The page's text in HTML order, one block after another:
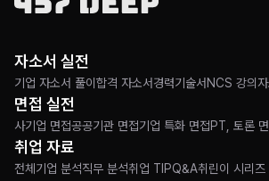
자소서 실전
기업 자소서 풀이 합격 자소서경력기술서 NCS 강의
면접 실전
사기업 면접공공기관 면접기업 특화 면접PT, 토론
취업 자료
전체 기업 분석직무 분석취업 TIPQ&A취린이 시리즈